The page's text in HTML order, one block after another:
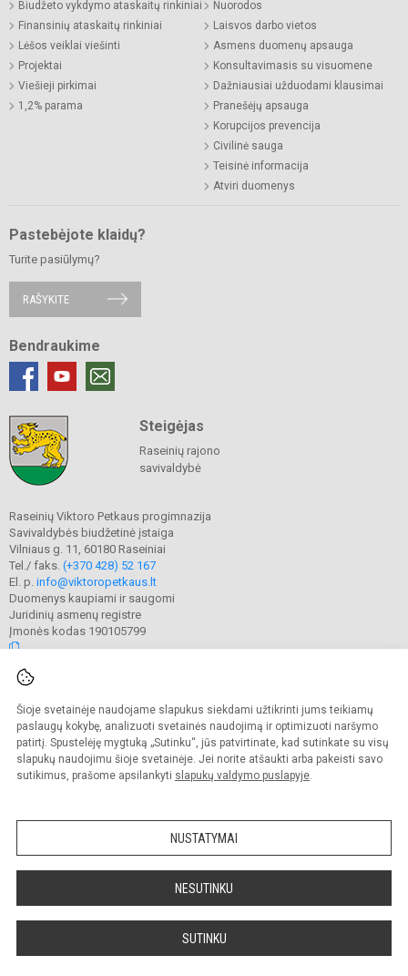
Šioje svetainėje naudojame slapukus siekdami užtikrinti jums teikiamų
paslaugų kokybę, analizuoti svetainės naudojimą ir optimizuoti naršymo
patirtį. Spustelėję mygtuką „Sutinku“, jūs patvirtinate, kad sutinkate su visų
slapukų naudojimu šioje svetainėje. Jei norite atšaukti arba pakeisti savo
sutikimus, prašome apsilankyti slapukų valdymo puslapyje.
NUSTATYMAI
NESUTINKU
SUTINKU
Biudžeto vykdymo ataskaitų rinkiniai
Finansinių ataskaitų rinkiniai
Lėšos veiklai viešinti
Projektai
Viešieji pirkimai
1,2% parama
Nuorodos
Laisvos darbo vietos
Asmens duomenų apsauga
Konsultavimasis su visuomene
Dažniausiai užduodami klausimai
Pranešėjų apsauga
Korupcijos prevencija
Civilinė sauga
Teisinė informacija
Atviri duomenys
Pastebėjote klaidų?
Turite pasiūlymų?
RAŠYKITE
Bendraukime
Steigėjas
Raseinių rajono
savivaldybė
Raseinių Viktoro Petkaus progimnazija
Savivaldybės biudžetinė įstaiga
Vilniaus g. 11, 60180 Raseiniai
Tel./ faks. (+370 428) 52 167
El. p. info@viktoropetkaus.lt
Duomenys kaupiami ir saugomi
Juridinių asmenų registre
Įmonės kodas 190105799
Kopijuoti turinį be raštiško mokyklos administracijos sutikimo griežtai
draudžiama.
Prieinamumo paraiška Slapukų valdymas
Sumanus būdas atnaujinti